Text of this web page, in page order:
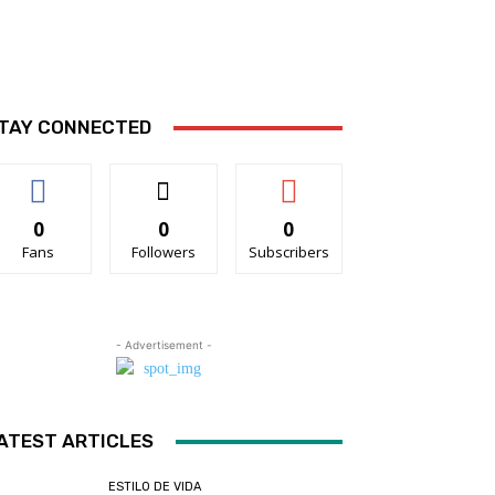
CONNECTED
0
Fans
0
Followers
0
Subscribers
- Advertisement -
ARTICLES
ESTILO DE VIDA